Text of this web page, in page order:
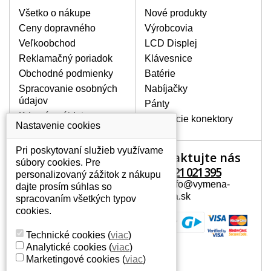
výrobcov. Na našich webových stránkach
ju vyhľadáte veľmi ľahko za pomoci
vyhľadávača. Stačí poznať model
notebooku. Pri každej klávesnici nesmie
chýbať detailná fotografia k aktuálnemu
stavu nášho skladu.
AKO SA ZÁVADA KLÁVESNICE
MÔŽE PREJAVOVAŤ?
Medzi časté prejavy patrí
vynechávanie písmen alebo sa
zobrazujú iné písmená, tiež
zdvojovanie rovnakých znakov. Pri
poliatí tekutinou sa klávesy nevracajú
do pôvodnej polohy. Alebo tiež
AKO TO FUNGUJE?
Všetko o nákupe
Ceny dopravného
Veľkoobchod
Reklamačný poriadok
Obchodné podmienky
Spracovanie osobných
údajov
Kde nás nájdete
Nové produkty
Výrobcovia
LCD Displej
Klávesnice
Batérie
Nabíjačky
Pánty
Napájacie konektory
Váš účet
Váš účet
Osobné informácie
Adresy
Kontaktujte nás
+421 221 021 395
Mail: info@vymena-
displeja.sk
Nastavenie cookies
Pri poskytovaní služieb využívame
súbory cookies. Pre
personalizovaný zážitok z nákupu
dajte prosím súhlas so
spracovaním všetkých typov
cookies.
Technické cookies (viac)
Analytické cookies (viac)
Marketingové cookies (viac)